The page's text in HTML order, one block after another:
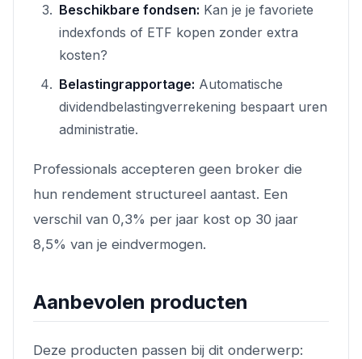
Beschikbare fondsen: Kan je je favoriete
indexfonds of ETF kopen zonder extra
kosten?
Belastingrapportage: Automatische
dividendbelastingverrekening bespaart uren
administratie.
Professionals accepteren geen broker die
hun rendement structureel aantast. Een
verschil van 0,3% per jaar kost op 30 jaar
8,5% van je eindvermogen.
Aanbevolen producten
Deze producten passen bij dit onderwerp: